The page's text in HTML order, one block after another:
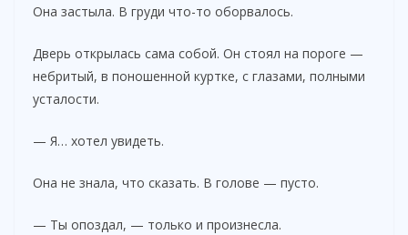
Она застыла. В груди что-то оборвалось.
Дверь открылась сама собой. Он стоял на пороге —
небритый, в поношенной куртке, с глазами, полными
усталости.
— Я… хотел увидеть.
Она не знала, что сказать. В голове — пусто.
— Ты опоздал, — только и произнесла.